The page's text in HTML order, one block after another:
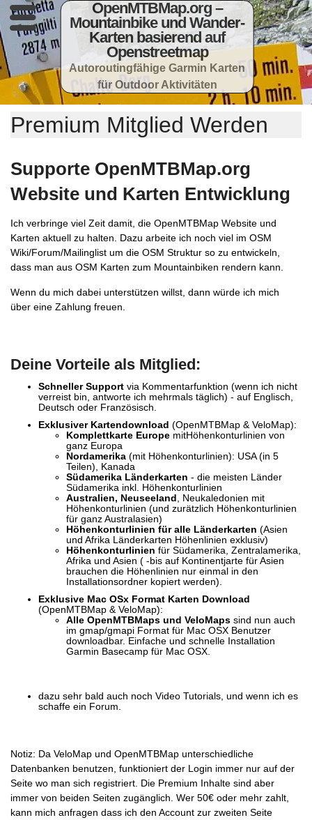
OpenMTBMap.org –
Mountainbike und Wander-
Karten basierend auf
Openstreetmap
Autoroutingfähige Garmin Karten
für Outdoor Aktivitäten
Premium Mitglied Werden
Supporte OpenMTBMap.org
Website und Karten Entwicklung
Ich verbringe viel Zeit damit, die OpenMTBMap Website und
Karten aktuell zu halten. Dazu arbeite ich noch viel im OSM
Wiki/Forum/Mailinglist um die OSM Struktur so zu entwickeln,
dass man aus OSM Karten zum Mountainbiken rendern kann.
Wenn du mich dabei unterstützen willst, dann würde ich mich
über eine Zahlung freuen.
Deine Vorteile als Mitglied:
Schneller Support via Kommentarfunktion (wenn ich nicht
verreist bin, antworte ich mehrmals täglich) - auf Englisch,
Deutsch oder Französisch.
Exklusiver Kartendownload (OpenMTBMap & VeloMap):
Komplettkarte Europe mitHöhenkonturlinien von
ganz Europa
Nordamerika (mit Höhenkonturlinien): USA (in 5
Teilen), Kanada
Südamerika Länderkarten - die meisten Länder
Südamerika inkl. Höhenkonturlinien
Australien, Neuseeland
, Neukaledonien mit
Höhenkonturlinien (und zurätzlich Höhenkonturlinien
für ganz Australasien)
Höhenkonturlinien für alle Länderkarten (Asien
und Afrika Länderkarten Höhenlinien exklusiv)
Höhenkonturlinien für Südamerika, Zentralamerika,
Afrika und Asien ( -bis auf Kontinentjarte für Asien
brauchen die Höhenlinien nur einmal in den
Installationsordner kopiert werden).
Exklusive Mac OSx Format Karten Download
(OpenMTBMap & VeloMap):
Alle OpenMTBMaps und VeloMaps sind nun auch
im gmap/gmapi Format für Mac OSX Benutzer
downloadbar. Einfache und schnelle Installation
Garmin Basecamp für Mac OSX.
dazu sehr bald auch noch Video Tutorials, und wenn ich es
schaffe ein Forum.
Notiz: Da VeloMap und OpenMTBMap unterschiedliche
Datenbanken benutzen, funktioniert der Login immer nur auf der
Seite wo man sich registriert. Die Premium Inhalte sind aber
immer von beiden Seiten zugänglich. Wer 50€ oder mehr zahlt,
kann mich anfragen dass ich den Account zur zweiten Seite